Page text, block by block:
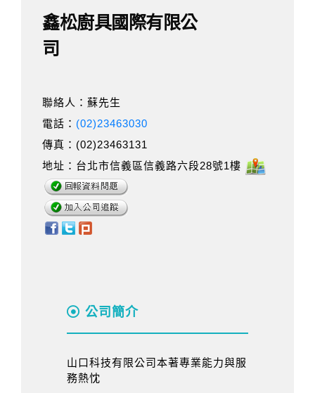
鑫松廚具國際有限公
司
聯絡人：蘇先生
電話： (02)23463030
傳真：(02)23463131
地址：台北市信義區信義路六段28號1樓
公司簡介
山口科技有限公司本著專業能力與服
務熱忱